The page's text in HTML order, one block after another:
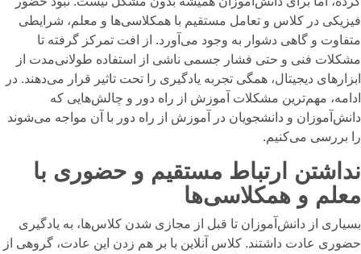
فیزیکی در کلاس و تعامل مستقیم با همکلاسی‌ها و معلم، شرایطی
متفاوت و گاهی دشوار به وجود می‌آورد. از افت تمرکز گرفته تا
مشکلات فنی و حتی فشار جسمی ناشی از استفاده طولانی‌مدت از
ابزارهای دیجیتال، همگی تجربه یادگیری را تحت تاثیر قرار می‌دهند. در
ادامه، مهم‌ترین مشکلات آموزش از راه دور و چالش‌هایی که
دانش‌آموزان و دانشجویان در آموزش از راه دور با آن مواجه می‌شوند
را بررسی می‌کنیم.
نداشتن ارتباط مستقیم و حضوری با
معلم و همکلاسی‌ها
بسیاری از دانش‌آموزان تا قبل از مجازی شدن کلاس‌ها، به یادگیری
حضوری عادت داشتند. کلاس آنلاین با بر هم زدن این عادت، گروهی از